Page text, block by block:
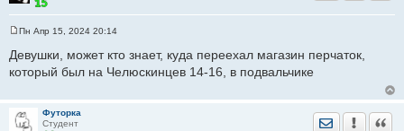
о
б
и
е
Пн Апр 15, 2024 20:14
Девушки, может кто знает, куда переехал магазин перчаток,
который был на Челюскинцев 14-16, в подвальчике
Футорка
Студент
Отправить